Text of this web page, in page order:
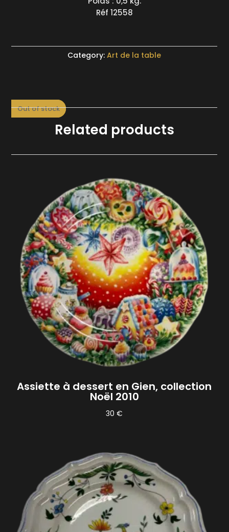
Réf 12558
Category:Art de la table
Out of stock
Out of stock
Related products
Assiette à dessert en Gien, collection
Noël 2010
30€